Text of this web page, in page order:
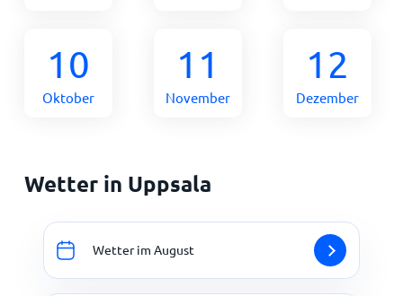
10
Oktober
11
November
12
Dezember
Wetter in Uppsala
Wetter im August